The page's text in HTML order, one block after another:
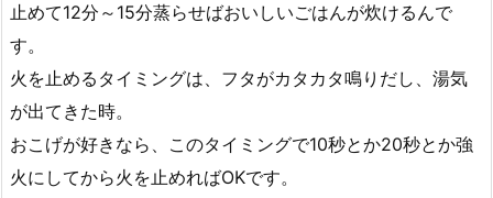
止めて12分～15分蒸らせばおいしいごはんが炊けるんで
す。
火を止めるタイミングは、フタがカタカタ鳴りだし、湯気
が出てきた時。
おこげが好きなら、このタイミングで10秒とか20秒とか強
火にしてから火を止めればOKです。